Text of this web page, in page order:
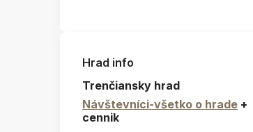
Hrad info
Trenčiansky hrad
Návštevníci-všetko o hrade +
cennik